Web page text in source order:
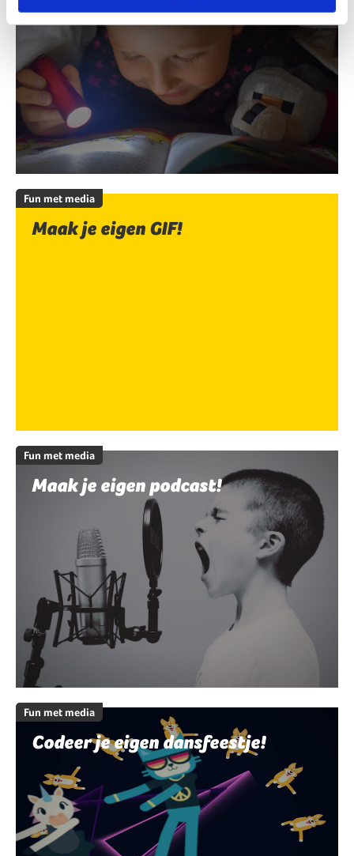
Fun met media
Maak je eigen GIF!
Fun met media
Maak je eigen podcast!
Fun met media
Codeer je eigen dansfeestje!